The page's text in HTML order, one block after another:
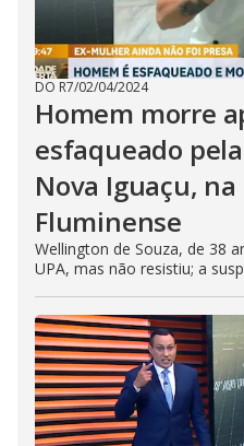
DO R7/02/04/2024
Homem morre
esfaqueado
Nova Iguaçu, na
Fluminense
Wellington de Souza, de 38
UPA, mas não resistiu; a